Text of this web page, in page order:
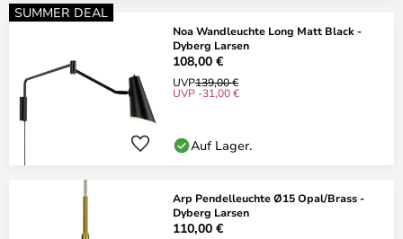
SUMMER DEAL
Noa Wandleuchte Long Matt Black -
Dyberg Larsen
108,00 €
UVP139,00 €
UVP -31,00 €
Auf Lager.
Arp Pendelleuchte Ø15 Opal/Brass -
Dyberg Larsen
110,00 €